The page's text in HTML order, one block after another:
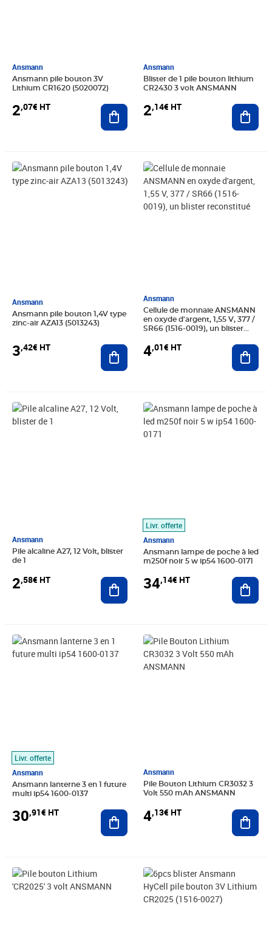
Ansmann
Ansmann pile bouton 3V
Lithium CR1620 (5020072)
2,07€ HT Ajouter au panier
Ansmann
Blister de 1 pile bouton lithium
CR2430 3 volt ANSMANN
2,14€ HT
Ansmann
Ansmann pile bouton 1,4V type
zinc-air AZA13 (5013243)
3,42€ HT
Prix 3,42€ HT
Ajouter au panier
Ansmann
Cellule de monnaie ANSMANN
en oxyde d'argent, 1,55 V, 377 /
SR66 (1516-0019), un blister
4,01€ HT
Prix 4,01€ HT
Ansmann
Pile alcaline A27, 12 Volt, blister
de 1
2,58€ HT
Prix 2,58€ HT
Ajouter au panier
Livr. offerte
Ansmann
Ansmann lampe de poche à led
m250f noir 5 w ip54 1600-0171
34,14€ HT
Prix 34,14€ HT
Livr. offerte
Ansmann
Ansmann lanterne 3 en 1 future
multi ip54 1600-0137
30,91€ HT
Prix 30,91€ HT
Ajouter au panier
Ansmann
Pile Bouton Lithium CR3032 3
Volt 550 mAh ANSMANN
4,13€ HT
Prix 4,13€ HT
Prix 2,03€ HT Prix 8,67€ HT